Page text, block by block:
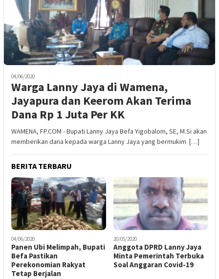
04/06/2020
Warga Lanny Jaya di Wamena,
Jayapura dan Keerom Akan Terima
Dana Rp 1 Juta Per KK
WAMENA, FP.COM - Bupati Lanny Jaya Befa Yigobalom, SE, M.Si akan
memberikan dana kepada warga Lanny Jaya yang bermukim […]
BERITA TERBARU
04/06/2020
Panen Ubi Melimpah, Bupati
Befa Pastikan
Perekonomian Rakyat
Tetap Berjalan
20/05/2020
Anggota DPRD Lanny Jaya
Minta Pemerintah Terbuka
Soal Anggaran Covid-19